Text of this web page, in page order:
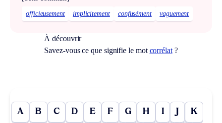
officieusement implicitement confusément vaguement
À découvrir
Savez-vous ce que signifie le mot corrélat?
A B C D E F G H I J K